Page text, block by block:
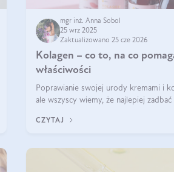
mgr inż. Anna Sobol
25 wrz 2025
Zaktualizowano 25 cze 2026
Kolagen – co to, na co
właściwości
Poprawianie swojej urody kremami i
ale wszyscy wiemy, że najlepiej
zewnętrzny prezentował się zdrowo i
CZYTAJ